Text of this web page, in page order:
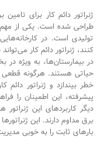
ژنراتور دائم کار برای
طراحی شده است. یکی از
کنند، ژنراتور دائم کار
حیاتی هستند. هرگونه قطعی
خطر بیندازد و ژنراتور
پیشرفته، این اطمینان را
دیگر کاربردهای این ژنراتور
برق مداوم دارند. این
بارهای ثابت را به خوبی